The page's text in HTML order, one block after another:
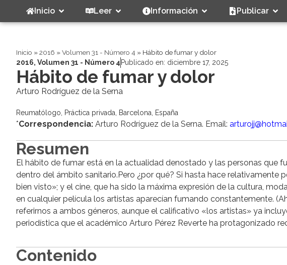
Inicio Leer Información Publicar
Inicio »2016 »Volumen 31 - Número 4 » Hábito de fumar y dolor
2016, Volumen 31 - Número 4 Publicado en: diciembre 17, 2025
Hábito de fumar y dolor
Arturo Rodríguez de la Serna
Reumatólogo, Práctica privada, Barcelona, España
*Correspondencia: Arturo Rodríguez de la Serna. Email:
Resumen
El hábito de fumar está en la actualidad denostado y las personas que
dentro del ámbito sanitario.Pero ¿por qué? Si hasta hace
bien visto»; y el cine, que ha sido la máxima expresión de la cultura,
en cualquier película los artistas aparecían fumando constantemente.
referirnos a ambos géneros, aunque el calificativo «los artistas» ya
periodística que el académico Arturo Pérez Reverte ha protagonizado
Contenido